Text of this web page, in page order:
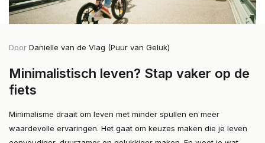
Door Danielle van de Vlag (Puur van Geluk)
Minimalistisch leven? Stap vaker op de
fiets
Minimalisme draait om leven met minder spullen en meer
waardevolle ervaringen. Het gaat om keuzes maken die je leven